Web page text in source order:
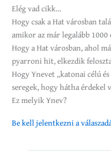
Elég vad cikk…
Hogy csak a Hat városban
amikor az már legalább 1000
Hogy a Hat városban, ahol
pyarroni hit, elkezdik
Hogy Ynevet „katonai célú
seregek, hogy hátha érdekel
Ez melyik Ynev?
Be kell jelentkezni a